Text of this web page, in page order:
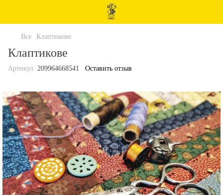
Все Клаптикове
Клаптикове
Артикул: 209964668541 Оставить отзыв